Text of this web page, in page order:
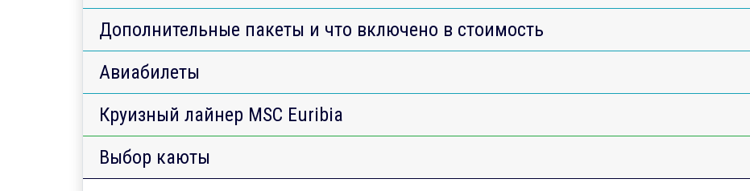
Дополнительные пакеты и что включено в стоимость
Авиабилеты
Круизный лайнер MSC Euribia
Выбор каюты